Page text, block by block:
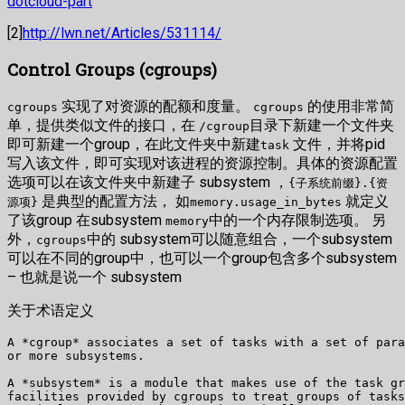
[2]http://lwn.net/Articles/531114/
Control Groups (cgroups)
cgroups 实现了对资源的配额和度量。 cgroups 的使用非常简
单，提供类似文件的接口，在 /cgroup 目录下新建一个文件夹
即可新建一个group，在此文件夹中新建task 文件，并将pid
写入该文件，即可实现对该进程的资源控制。具体的资源配置
选项可以在该文件夹中新建子 subsystem ， {子系统前缀}.{资
源项} 是典型的配置方法， 如memory.usage_in_bytes 就定义
了该group 在subsystem memory中的一个内存限制选项。 另
外， cgroups中的 subsystem可以随意组合，一个subsystem
可以在不同的group中，也可以一个group包含多个subsystem
– 也就是说一个 subsystem
关于术语定义
A *cgroup* associates a set of tasks with a set of
or more subsystems.
A *subsystem* is a module that makes use of the task
facilities provided by cgroups to treat groups of